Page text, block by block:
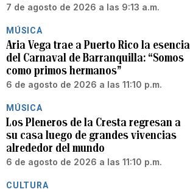
7 de agosto de 2026 a las 9:13 a.m.
MÚSICA
Aria Vega trae a Puerto Rico la esencia
del Carnaval de Barranquilla: “Somos
como primos hermanos”
6 de agosto de 2026 a las 11:10 p.m.
MÚSICA
Los Pleneros de la Cresta regresan a
su casa luego de grandes vivencias
alrededor del mundo
6 de agosto de 2026 a las 11:10 p.m.
CULTURA